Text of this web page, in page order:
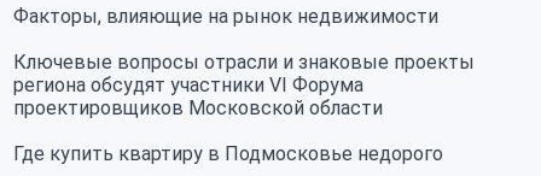
Факторы, влияющие на рынок недвижимости
Ключевые вопросы отрасли и знаковые проекты
региона обсудят участники VI Форума
проектировщиков Московской области
Где купить квартиру в Подмосковье недорого